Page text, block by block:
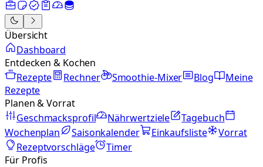
Übersicht
Dashboard
Entdecken & Kochen
Rezepte
Rechner Smoothie-Mixer Blog
Meine
Rezepte
Planen & Vorrat
Geschmacksprofil
Nährwertziele
Tagebuch
Wochenplan
Saisonkalender Einkaufsliste
Vorrat
Rezeptvorschläge
Timer
Für Profis